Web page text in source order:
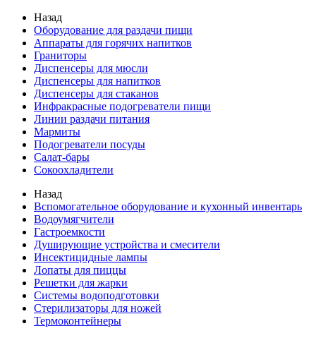
Назад
Оборудование для раздачи пищи
Аппараты для горячих напитков
Граниторы
Диспенсеры для мюсли
Диспенсеры для напитков
Диспенсеры для стаканов
Инфракрасные подогреватели пищи
Линии раздачи питания
Мармиты
Подогреватели посуды
Салат-бары
Сокоохладители
Назад
Вспомогательное оборудование и кухонный инвентарь
Водоумягчители
Гастроемкости
Душирующие устройства и смесители
Инсектицидные лампы
Лопаты для пиццы
Решетки для жарки
Системы водоподготовки
Стерилизаторы для ножей
Термоконтейнеры